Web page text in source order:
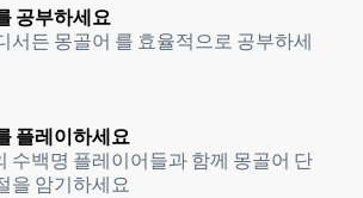
공부하세요
서든 몽골어 를 효율적으로 공부하세
플레이하세요
수백명 플레이어들과 함께 몽골어 단
을 암기하세요